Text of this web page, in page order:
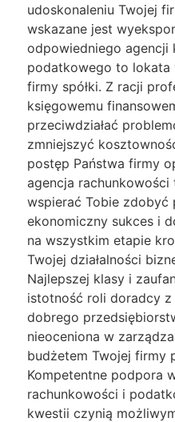
udoskonaleniu Twojej
wskazane jest
odpowiedniego
podatkowego to lokata
firmy spółki. Z racji
księgowemu
przeciwdziałać
zmniejszyć
postęp Państwa firmy
agencja
wspierać Tobie zdobyć
ekonomiczny sukces i
na wszystkim etapie
Twojej działalności
Najlepszej klasy i
istotność roli doradcy
dobrego
nieoceniona w
budżetem Twojej firmy
Kompetentne podpora
rachunkowości i
kwestii czynią